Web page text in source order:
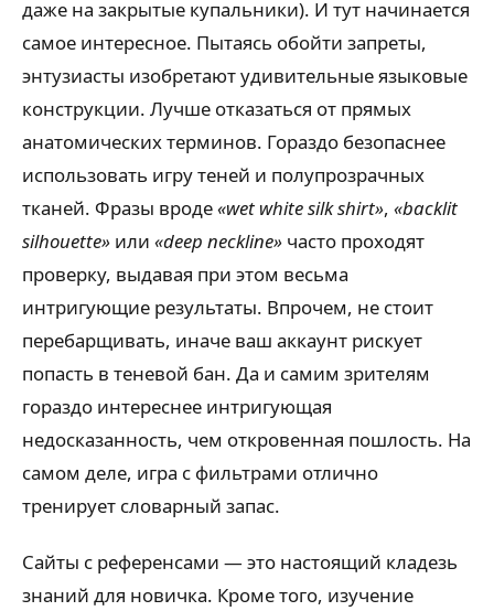
даже на закрытые купальники). И тут начинается
самое интересное. Пытаясь обойти запреты,
энтузиасты изобретают удивительные языковые
конструкции. Лучше отказаться от прямых
анатомических терминов. Гораздо безопаснее
использовать игру теней и полупрозрачных
тканей. Фразы вроде«wet white silk shirt», «backlit
silhouette» или «deep neckline» часто проходят
проверку, выдавая при этом весьма
интригующие результаты. Впрочем, не стоит
перебарщивать, иначе ваш аккаунт рискует
попасть в теневой бан. Да и самим зрителям
гораздо интереснее интригующая
недосказанность, чем откровенная пошлость. На
самом деле, игра с фильтрами отлично
тренирует словарный запас.
Сайты с референсами — это настоящий кладезь
знаний для новичка. Кроме того, изучение